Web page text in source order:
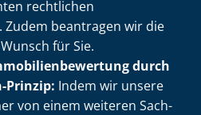
rechtlichen
Zudem beantragen wir die
für Sie.
durch
Prinzip: Indem wir unsere
von einem weiteren Sach­